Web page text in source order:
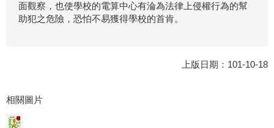
面觀察，也使學校的電算中心有淪為法律上侵權行為的幫
助犯之危險，恐怕不易獲得學校的首肯。
上版日期：101-10-18
相關圖片